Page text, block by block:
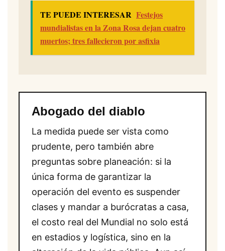
TE PUEDE INTERESAR Festejos
mundialistas en la Zona Rosa dejan cuatro
muertos; tres fallecieron por asfixia
Abogado del diablo
La medida puede ser vista como
prudente, pero también abre
preguntas sobre planeación: si la
única forma de garantizar la
operación del evento es suspender
clases y mandar a burócratas a casa,
el costo real del Mundial no solo está
en estadios y logística, sino en la